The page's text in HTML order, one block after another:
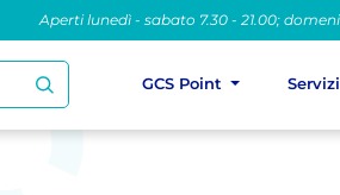
Aperti lunedì - sabato 7.30 - 21.00;
GCS Point Servizi